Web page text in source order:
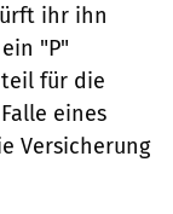
ihr ihn
"P"
für die
eines
Versicherung